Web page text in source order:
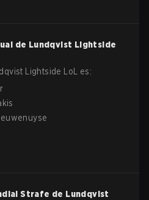
de Lundqvist Lightside
Lightside LoL
es:
Strafe de Lundqvist